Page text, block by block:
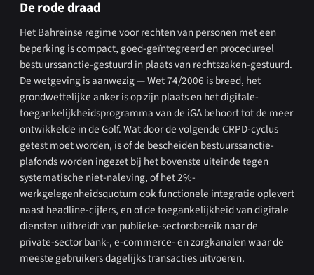
De rode draad
Het Bahreinse regime voor rechten van personen met een
beperking is compact, goed-geïntegreerd en procedureel
bestuurssanctie-gestuurd in plaats van rechtszaken-gestuurd.
De wetgeving is aanwezig — Wet 74/2006 is breed, het
grondwettelijke anker is op zijn plaats en het digitale-
toegankelijkheidsprogramma van de iGA behoort tot de meer
ontwikkelde in de Golf. Wat door de volgende CRPD-cyclus
getest moet worden, is of de bescheiden bestuurssanctie-
plafonds worden ingezet bij het bovenste uiteinde tegen
systematische niet-naleving, of het 2%-
werkgelegenheidsquotum ook functionele integratie oplevert
naast headline-cijfers, en of de toegankelijkheid van digitale
diensten uitbreidt van publieke-sectorsbereik naar de
private-sector bank-, e-commerce- en zorgkanalen waar de
meeste gebruikers dagelijks transacties uitvoeren.